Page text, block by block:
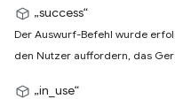
„success“
Der Auswurf-Befehl wurde
den Nutzer auffordern, das
„in_use“